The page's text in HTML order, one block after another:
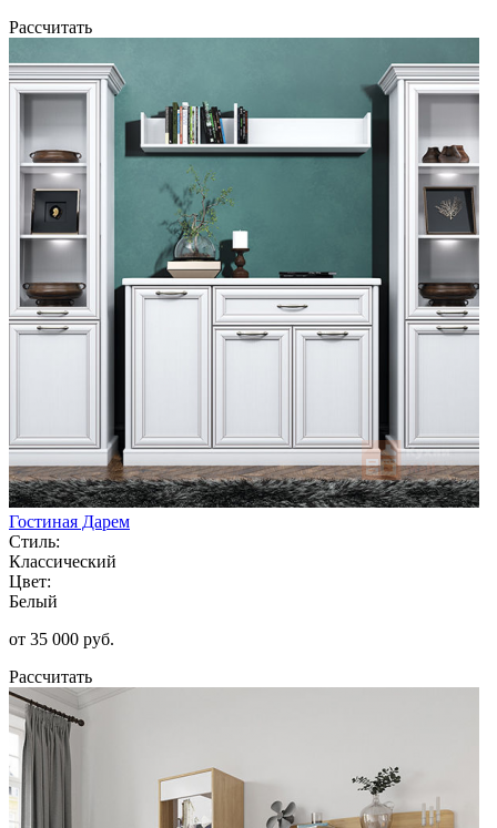
Рассчитать
Гостиная Дарем
Стиль:
Классический
Цвет:
Белый
от 35 000 руб.
Рассчитать